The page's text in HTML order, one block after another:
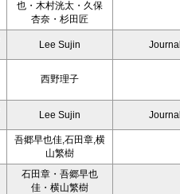
也・木村洸太・久保
杏奈・杉田匠
Lee Sujin
西野理子
Lee Sujin
吾郷早也佳,石田章,横
山繁樹
石田章・吾郷早也
佳・横山繁樹